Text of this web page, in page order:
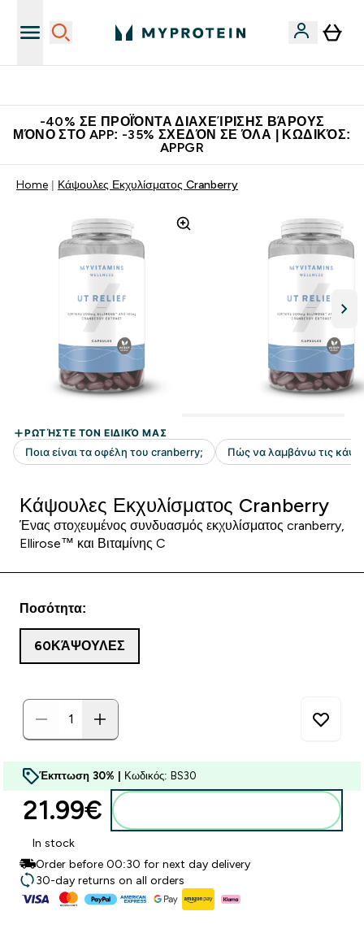
-40% ΣΕ ΠΡΟΪΌΝΤΑ ΔΙΑΧΕΊΡΙΣΗΣ ΒΆΡΟΥΣ
ΜΌΝΟ ΣΤΟ APP: -35% ΣΧΕΔΌΝ ΣΕ ΌΛΑ | ΚΩΔΙΚΌΣ:
APPGR
Home Κάψουλες Εκχυλίσματος Cranberry
Κάψουλες Εκχυλίσματος Cranberry
Ένας στοχευμένος συνδυασμός εκχυλίσματος cranberry,
Ellirose™ και Βιταμίνης C
Ποσότητα:
60ΚΆΨΟΥΛΕΣ
Έκπτωση 30% | Κωδικός: BS30
21.99€‎
In stock
Order before 00:30 for next day delivery
30-day returns on all orders